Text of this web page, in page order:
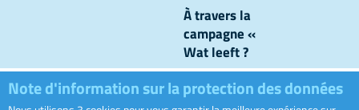
Note d'information sur la protection des données
À travers la
campagne «
Wat leeft ?
», nous
levons le